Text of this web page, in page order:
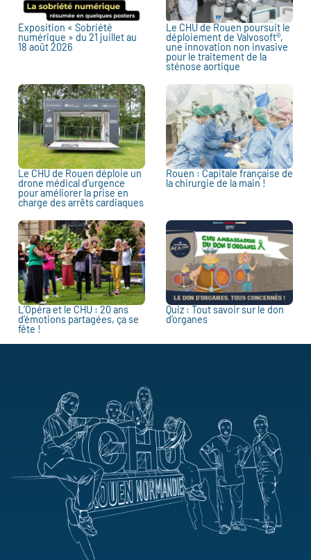
Exposition « Sobriété
numérique » du 21 juillet au
18 août 2026
Le CHU de Rouen poursuit le
déploiement de Valvosoft®,
une innovation non invasive
pour le traitement de la
sténose aortique
Le CHU de Rouen déploie un
drone médical d’urgence
pour améliorer la prise en
charge des arrêts cardiaques
Rouen : Capitale française de
la chirurgie de la main !
L’Opéra et le CHU : 20 ans
d’émotions partagées, ça se
fête !
Quiz : Tout savoir sur le don
d’organes